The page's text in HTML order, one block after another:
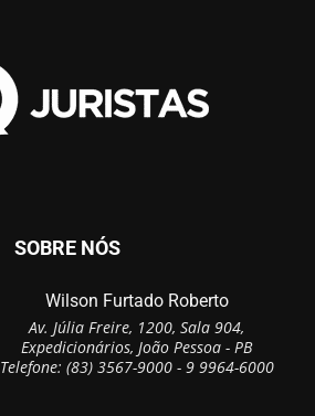
SOBRE NÓS
Wilson Furtado Roberto
Av. Júlia Freire, 1200, Sala 904,
Expedicionários, João Pessoa - PB
Telefone: (83) 3567-9000 - 9 9964-6000